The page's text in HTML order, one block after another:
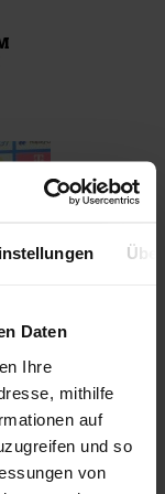
Daten
Ihre
mithilfe
auf
und so
von